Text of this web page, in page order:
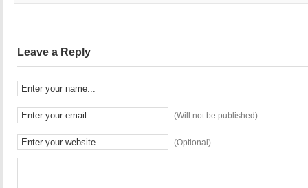
Leave a Reply
(Will not be published)
(Optional)